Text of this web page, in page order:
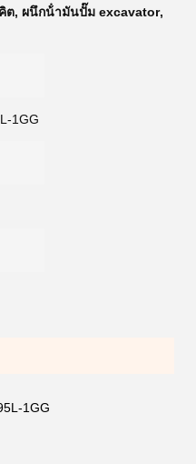
ต, ผนึกน้ํามันปั๊ม excavator,
1GG
1GG